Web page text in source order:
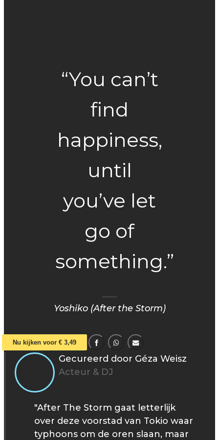
“You can’t
find
happiness,
until
you’ve let
go of
something.”
Yoshiko (After the Storm)
Nu kijken voor € 3,49
Gecureerd door Géza Weisz
Acteur & DJ
"After The Storm gaat letterlijk
over deze voorstad van Tokio waar
typhoons om de oren slaan, maar